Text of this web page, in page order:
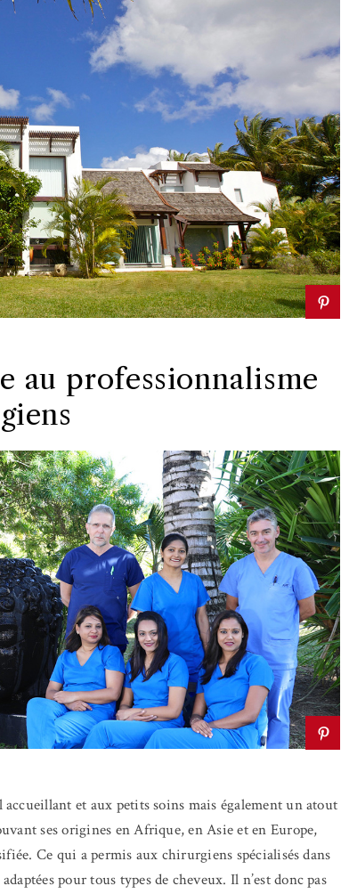
au professionnalisme
et aux petits soins mais également un atout
ses origines en Afrique, en Asie et en Europe,
Ce qui a permis aux chirurgiens spécialisés dans
pour tous types de cheveux. Il n’est donc pas